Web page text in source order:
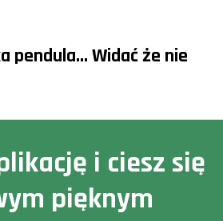
pendula... Widać że nie
i ciesz się
pięknym